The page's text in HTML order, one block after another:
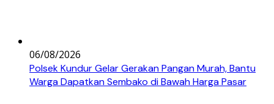
06/08/2026
Polsek Kundur Gelar Gerakan Pangan Murah, Bantu
Warga Dapatkan Sembako di Bawah Harga Pasar